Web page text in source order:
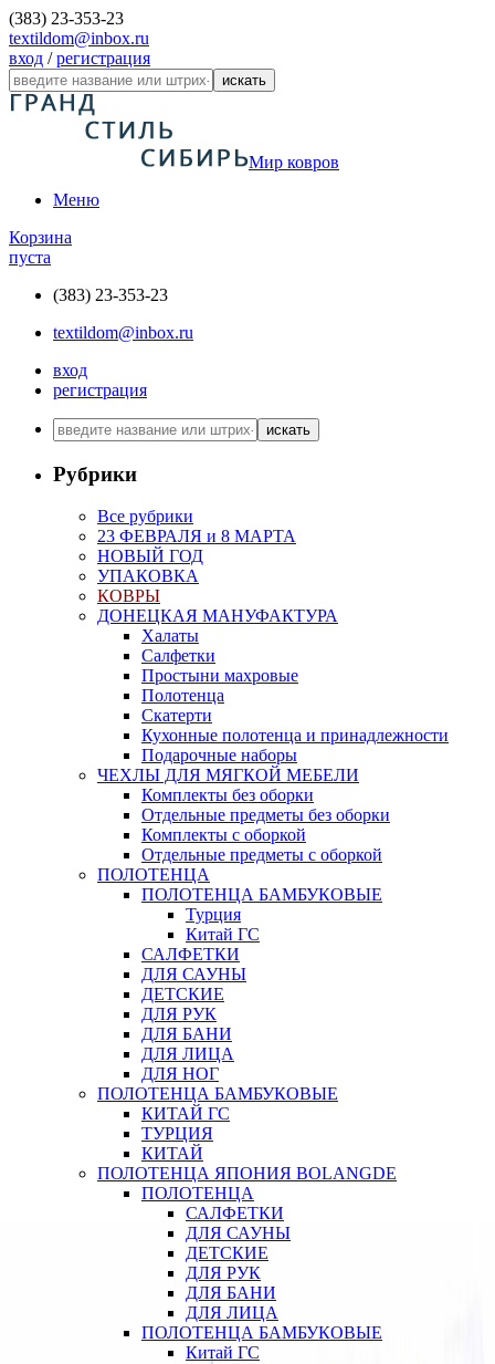
(383) 23-353-23
textildom@inbox.ru
вход /регистрация
искать
Мир ковров
Меню
Корзина
пуста
(383) 23-353-23
textildom@inbox.ru
вход
регистрация
искать
Рубрики
Все рубрики
23 ФЕВРАЛЯ и 8 МАРТА
НОВЫЙ ГОД
УПАКОВКА
КОВРЫ
ДОНЕЦКАЯ МАНУФАКТУРА
Халаты
Салфетки
Простыни махровые
Полотенца
Скатерти
Кухонные полотенца и принадлежности
Подарочные наборы
ЧЕХЛЫ ДЛЯ МЯГКОЙ МЕБЕЛИ
Комплекты без оборки
Отдельные предметы без оборки
Комплекты с оборкой
Отдельные предметы с оборкой
ПОЛОТЕНЦА
ПОЛОТЕНЦА БАМБУКОВЫЕ
Турция
Китай ГС
САЛФЕТКИ
ДЛЯ САУНЫ
ДЕТСКИЕ
ДЛЯ РУК
ДЛЯ БАНИ
ДЛЯ ЛИЦА
ДЛЯ НОГ
ПОЛОТЕНЦА БАМБУКОВЫЕ
КИТАЙ ГС
ТУРЦИЯ
КИТАЙ
ПОЛОТЕНЦА ЯПОНИЯ BOLANGDE
ПОЛОТЕНЦА
САЛФЕТКИ
ДЛЯ САУНЫ
ДЕТСКИЕ
ДЛЯ РУК
ДЛЯ БАНИ
ДЛЯ ЛИЦА
ПОЛОТЕНЦА БАМБУКОВЫЕ
Китай ГС